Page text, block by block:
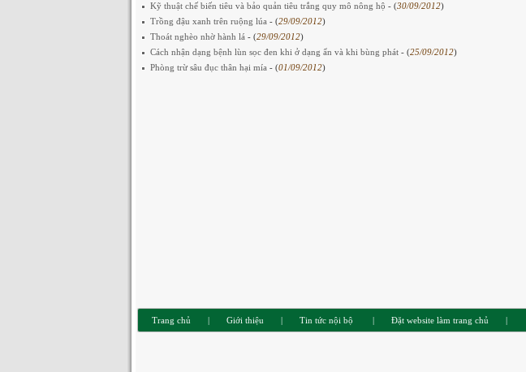
Kỹ thuật chế biến tiêu và bảo quản tiêu trắng quy mô nông hộ - (30/09/2012)
Trồng đậu xanh trên ruộng lúa - (29/09/2012)
Thoát nghèo nhờ hành lá - (29/09/2012)
Cách nhận dạng bệnh lùn sọc đen khi ở dạng ẩn và khi bùng phát - (25/09/2012)
Phòng trừ sâu đục thân hại mía - (01/09/2012)
Trang chủ | Giới thiệu | Tin tức nội bộ | Đặt website làm trang chủ |